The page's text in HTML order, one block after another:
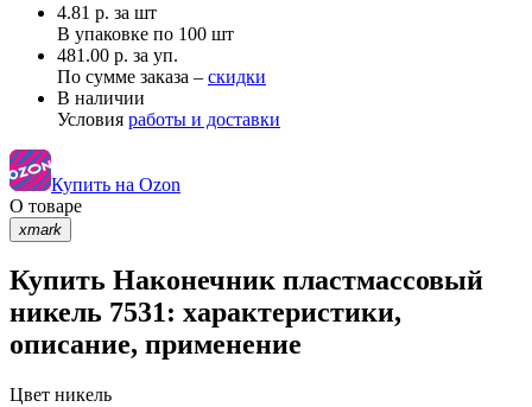
4.81 р. за шт
В упаковке по 100 шт
481.00 р. за уп.
По сумме заказа – скидки
В наличии
Условия работы и доставки
Купить на Ozon
О товаре
xmark
Купить Наконечник пластмассовый
никель 7531: характеристики,
описание, применение
Цвет никель